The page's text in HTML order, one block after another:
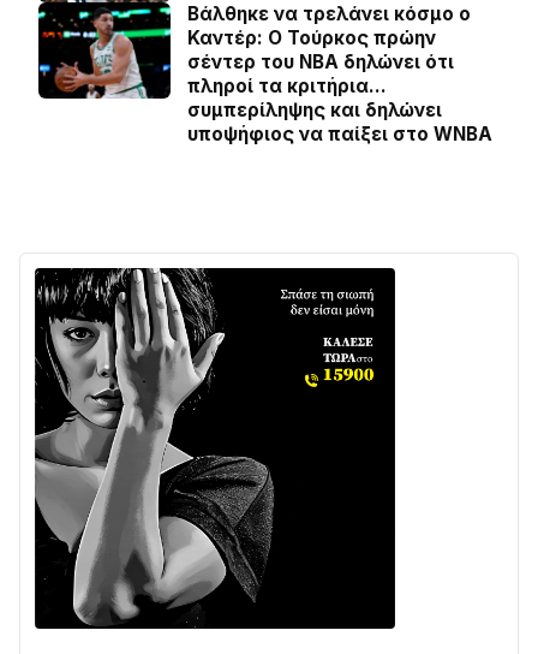
Βάλθηκε να τρελάνει κόσμο ο
Καντέρ: Ο Τούρκος πρώην
σέντερ του NBA δηλώνει ότι
πληροί τα κριτήρια…
συμπερίληψης και δηλώνει
υποψήφιος να παίξει στο WNBA